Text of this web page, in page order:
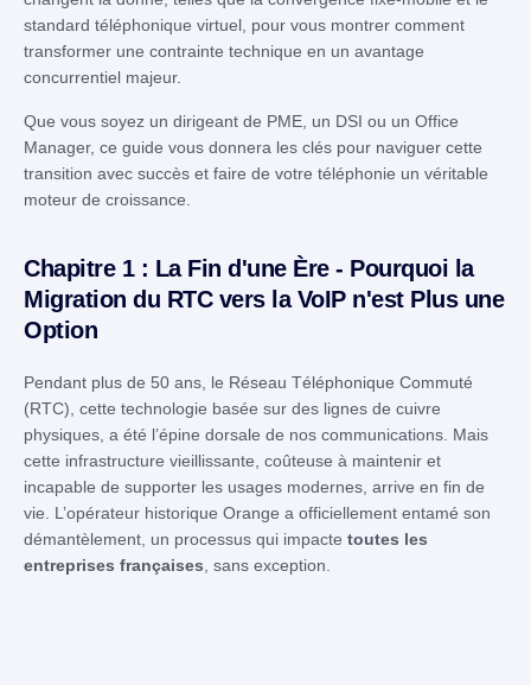
standard téléphonique virtuel, pour vous montrer comment
transformer une contrainte technique en un avantage
concurrentiel majeur.
Que vous soyez un dirigeant de PME, un DSI ou un Office
Manager, ce guide vous donnera les clés pour naviguer cette
transition avec succès et faire de votre téléphonie un véritable
moteur de croissance.
Chapitre 1 : La Fin d'une Ère - Pourquoi la
Migration du RTC vers la VoIP n'est Plus une
Option
Pendant plus de 50 ans, le Réseau Téléphonique Commuté
(RTC), cette technologie basée sur des lignes de cuivre
physiques, a été l’épine dorsale de nos communications. Mais
cette infrastructure vieillissante, coûteuse à maintenir et
incapable de supporter les usages modernes, arrive en fin de
vie. L’opérateur historique Orange a officiellement entamé son
démantèlement, un processus qui impacte toutes les
entreprises françaises , sans exception.